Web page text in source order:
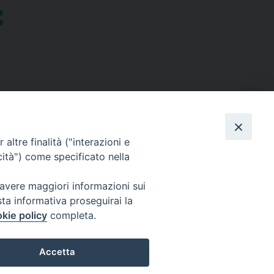
SEGUICI SU
Facebook
Instagram
X YouTube
altre finalità ("interazioni e
come specificato nella
maggiori informazioni sui
informativa proseguirai la
policy completa.
Accetta